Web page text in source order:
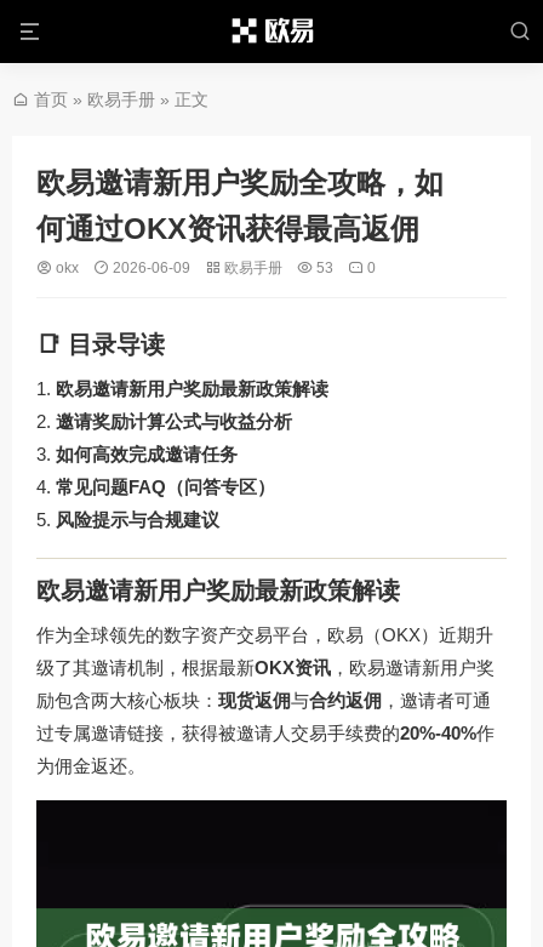
首页 » 欧易手册 » 正文
欧易邀请新用户奖励全攻略，如
何通过OKX资讯获得最高返佣
okx 2026-06-09 欧易手册 53 0
📑 目录导读
欧易邀请新用户奖励最新政策解读
邀请奖励计算公式与收益分析
如何高效完成邀请任务
常见问题FAQ（问答专区）
风险提示与合规建议
欧易邀请新用户奖励最新政策解读
作为全球领先的数字资产交易平台， 欧易 （OKX）近期升
级了其邀请机制，根据最新OKX资讯 ，欧易邀请新用户奖
励包含两大核心板块： 现货返佣与合约返佣 ，邀请者可通
过专属邀请链接，获得被邀请人交易手续费的20%-40%作
为佣金返还。